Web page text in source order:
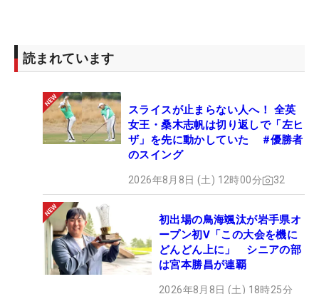
読まれています
スライスが止まらない人へ！ 全英
女王・桑木志帆は切り返しで「左ヒ
ザ」を先に動かしていた #優勝者
のスイング
2026年8月8日 (土) 12時00分 32
初出場の鳥海颯汰が岩手県オ
ープン初V「この大会を機に
どんどん上に」 シニアの部
は宮本勝昌が連覇
2026年8月8日 (土) 18時25分